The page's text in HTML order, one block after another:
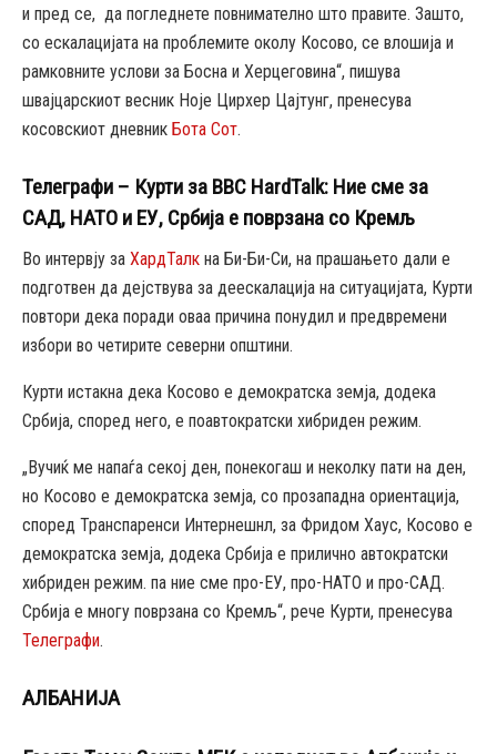
и пред се, да погледнете повнимателно што правите. Зашто,
со ескалацијата на проблемите околу Косово, се влошија и
рамковните услови за Босна и Херцеговина“, пишува
швајцарскиот весник Ноје Цирхер Цајтунг, пренесува
косовскиот дневник Бота Сот.
Телеграфи – Курти за BBC HardTalk: Ние сме за
САД, НАТО и ЕУ, Србија е поврзана со Кремљ
Во интервју за ХардТалк на Би-Би-Си, на прашањето дали е
подготвен да дејствува за деескалација на ситуацијата, Курти
повтори дека поради оваа причина понудил и предвремени
избори во четирите северни општини.
Курти истакна дека Косово е демократска земја, додека
Србија, според него, е поавтократски хибриден режим.
„Вучиќ ме напаѓа секој ден, понекогаш и неколку пати на ден,
но Косово е демократска земја, со прозападна ориентација,
според Транспаренси Интернешнл, за Фридом Хаус, Косово е
демократска земја, додека Србија е прилично автократски
хибриден режим. па ние сме про-ЕУ, про-НАТО и про-САД.
Србија е многу поврзана со Кремљ“, рече Курти, пренесува
Телеграфи.
АЛБАНИЈА